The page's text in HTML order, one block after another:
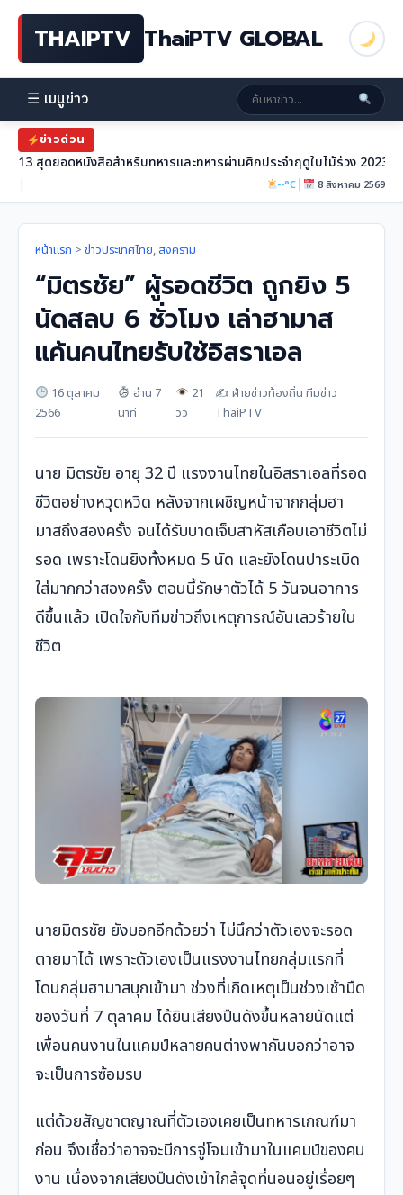
THAIPTV ThaiPTV GLOBAL
☰ เมนูข่าว
ข่าวด่วน
13 สุดยอดหนังสือสำหรับทหารและทหารผ่านศึกประจำฤดูใบไม้ร่วง 2023
|
--°C| 8 สิงหาคม 2569
หน้าแรก > ข่าวประเทศไทย, สงคราม
“มิตรชัย” ผู้รอดชีวิต ถูกยิง 5
นัดสลบ 6 ชั่วโมง เล่าฮามาส
แค้นคนไทยรับใช้อิสราเอล
16 ตุลาคม
2566
อ่าน 7
นาที
21
วิว
✍️ ฝ่ายข่าวท้องถิ่น ทีมข่าว
ThaiPTV
นาย มิตรชัย อายุ 32 ปี แรงงานไทยในอิสราเอลที่รอด
ชีวิตอย่างหวุดหวิด หลังจากเผชิญหน้าจากกลุ่มฮา
มาสถึงสองครั้ง จนได้รับบาดเจ็บสาหัสเกือบเอาชีวิตไม่
รอด เพราะโดนยิงทั้งหมด 5 นัด และยังโดนปาระเบิด
ใส่มากกว่าสองครั้ง ตอนนี้รักษาตัวได้ 5 วันจนอาการ
ดีขึ้นแล้ว เปิดใจกับทีมข่าวถึงเหตุการณ์อันเลวร้ายใน
ชีวิต
นายมิตรชัย ยังบอกอีกด้วยว่า ไม่นึกว่าตัวเองจะรอด
ตายมาได้ เพราะตัวเองเป็นแรงงานไทยกลุ่มแรกที่
โดนกลุ่มฮามาสบุกเข้ามา ช่วงที่เกิดเหตุเป็นช่วงเช้ามืด
ของวันที่ 7 ตุลาคม ได้ยินเสียงปืนดังขึ้นหลายนัดแต่
เพื่อนคนงานในแคมป์หลายคนต่างพากันบอกว่าอาจ
จะเป็นการซ้อมรบ
แต่ด้วยสัญชาตญาณที่ตัวเองเคยเป็นทหารเกณฑ์มา
ก่อน จึงเชื่อว่าอาจจะมีการจู่โจมเข้ามาในแคมป์ของคน
งาน เนื่องจากเสียงปืนดังเข้าใกล้จุดที่นอนอยู่เรื่อยๆ